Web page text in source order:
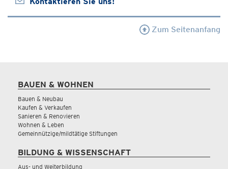
Zum Seitenanfang
BAUEN & WOHNEN
Bauen & Neubau
Kaufen & Verkaufen
Sanieren & Renovieren
Wohnen & Leben
Gemeinnützige/mildtätige Stiftungen
BILDUNG & WISSENSCHAFT
Aus- und Weiterbildung